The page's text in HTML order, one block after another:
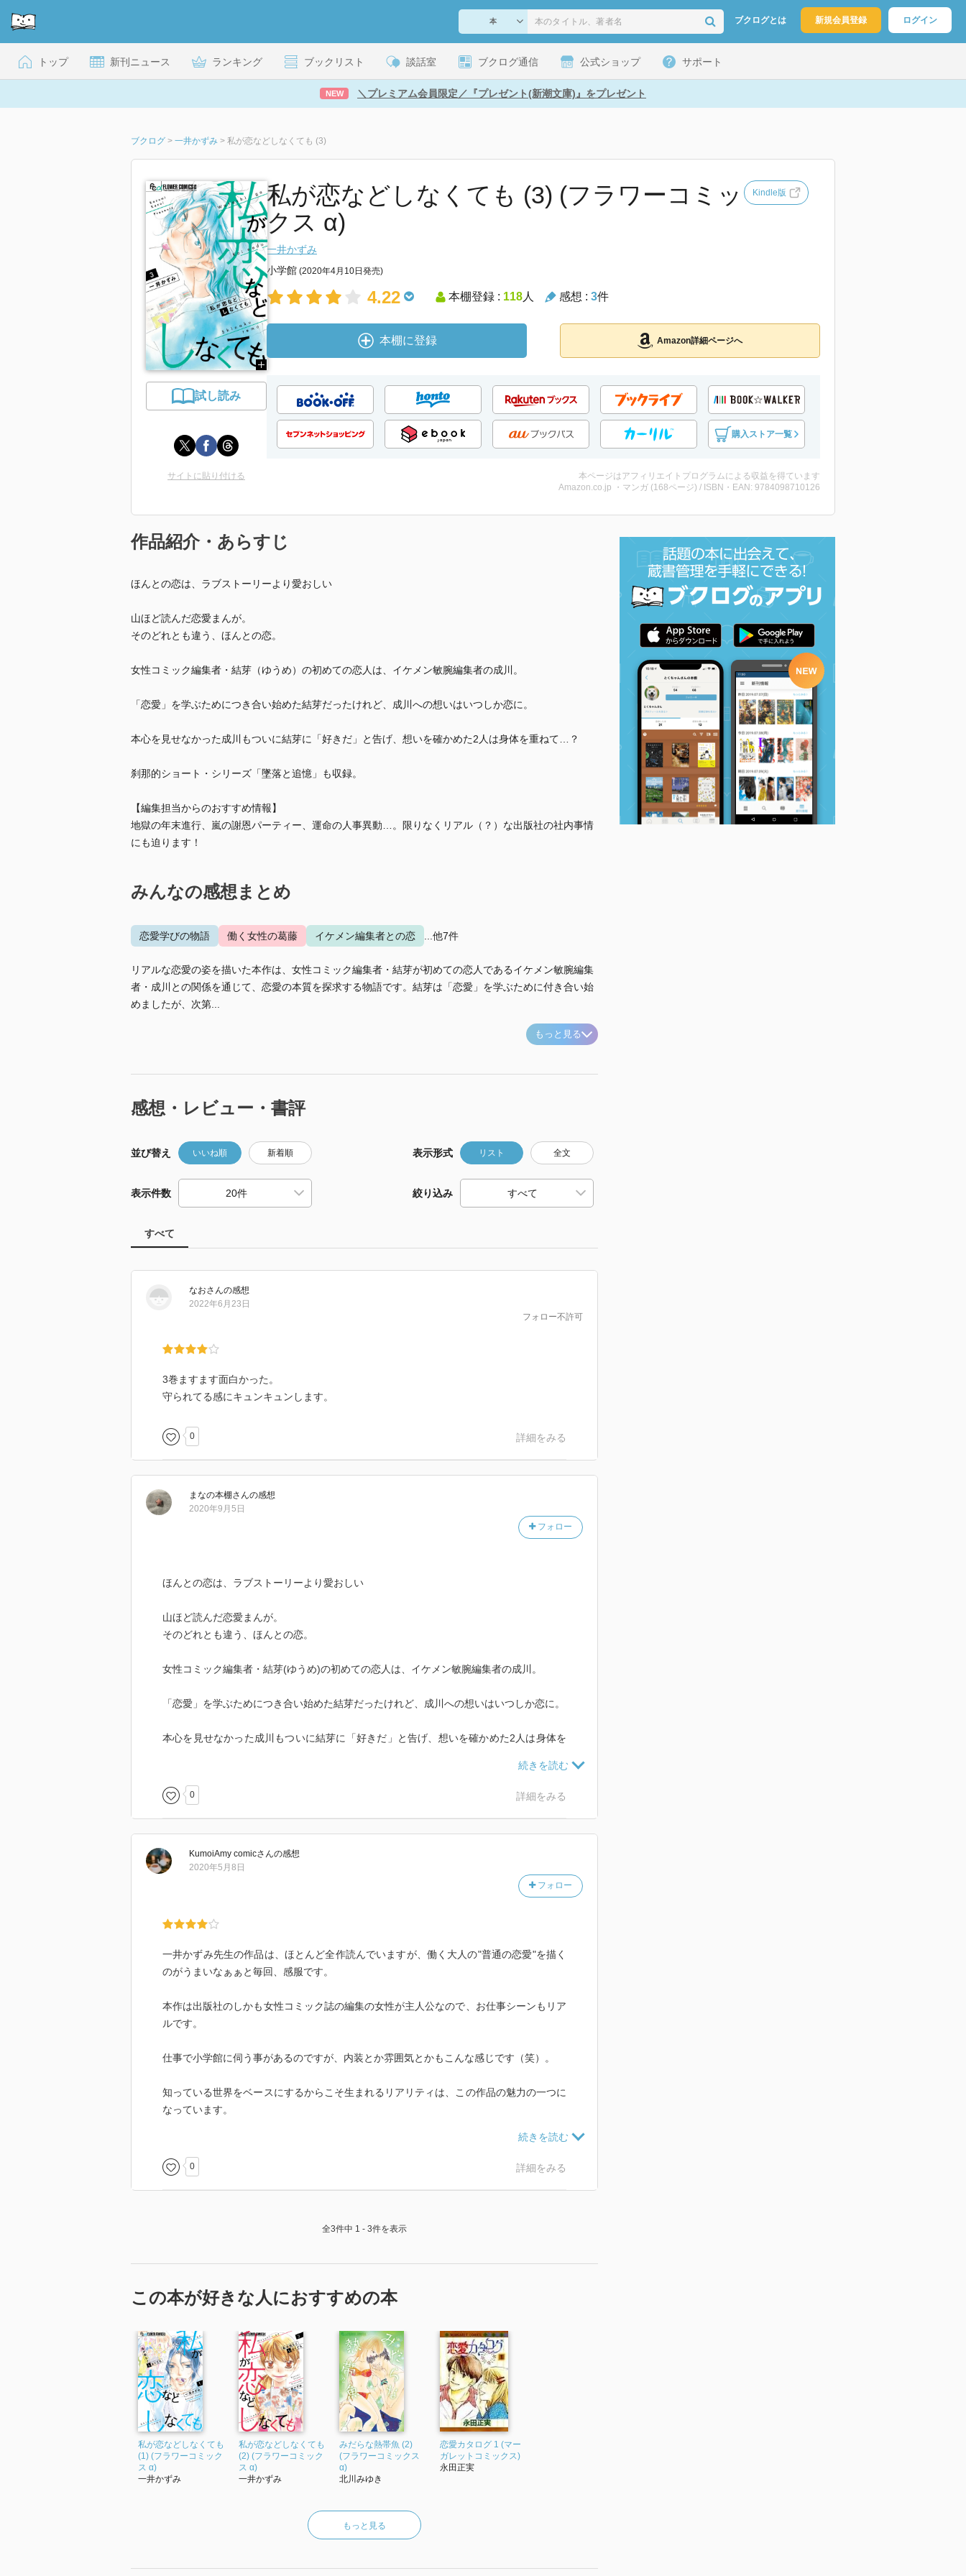
ブクログとは 新規会員登録 ログイン
トップ 新刊ニュース ランキング ブックリスト 談話室 ブクログ通信 公式ショップ サポート
NEW ＼プレミアム会員限定／『プレゼント(新潮文庫)』をプレゼント
ブクログ > 一井かずみ > 私が恋などしなくても (3)
試し読み
私が恋などしなくても (3) (フラワーコミッ
クス α)
Kindle版
一井かずみ
小学館 (2020年4月10日発売)
4.22 本棚登録 : 118人 感想 : 3件
本棚に登録 Amazon詳細ページへ
購入ストア一覧
サイトに貼り付ける
本ページはアフィリエイトプログラムによる収益を得ています
Amazon.co.jp ・マンガ (168ページ) / ISBN・EAN: 9784098710126
作品紹介・あらすじ
ほんとの恋は、ラブストーリーより愛おしい
山ほど読んだ恋愛まんが。
そのどれとも違う、ほんとの恋。
女性コミック編集者・結芽（ゆうめ）の初めての恋人は、イケメン敏腕編集者の成川。
「恋愛」を学ぶためにつき合い始めた結芽だったけれど、成川への想いはいつしか恋に。
本心を見せなかった成川もついに結芽に「好きだ」と告げ、想いを確かめた2人は身体を重ねて…？
刹那的ショート・シリーズ「墜落と追憶」も収録。
【編集担当からのおすすめ情報】
地獄の年末進行、嵐の謝恩パーティー、運命の人事異動…。限りなくリアル（？）な出版社の社内事情
にも迫ります！
みんなの感想まとめ
恋愛学びの物語 働く女性の葛藤 イケメン編集者との恋 ...他7件
リアルな恋愛の姿を描いた本作は、女性コミック編集者・結芽が初めての恋人であるイケメン敏腕編集
者・成川との関係を通じて、恋愛の本質を探求する物語です。結芽は「恋愛」を学ぶために付き合い始
めましたが、次第...
もっと見る
感想・レビュー・書評
並び替え いいね順 新着順 表示形式 リスト 全文
表示件数 絞り込み
すべて
なおさんの感想
フォロー不許可
2022年6月23日
3巻ますます面白かった。
守られてる感にキュンキュンします。
0 詳細をみる
まなの本棚さんの感想
フォロー
2020年9月5日
ほんとの恋は、ラブストーリーより愛おしい
山ほど読んだ恋愛まんが。
そのどれとも違う、ほんとの恋。
女性コミック編集者・結芽(ゆうめ)の初めての恋人は、イケメン敏腕編集者の成川。
「恋愛」を学ぶためにつき合い始めた結芽だったけれど、成川への想いはいつしか恋に。
本心を見せなかった成川もついに結芽に「好きだ」と告げ、想いを確かめた2人は身体を
刹那的ショート・シリーズ「墜落と追憶」も収録。
0 詳細をみる
KumoiAmy comicさんの感想
フォロー
2020年5月8日
一井かずみ先生の作品は、ほとんど全作読んでいますが、働く大人の"普通の恋愛"を描く
のがうまいなぁぁと毎回、感服です。
本作は出版社のしかも女性コミック誌の編集の女性が主人公なので、お仕事シーンもリア
ルです。
仕事で小学館に伺う事があるのですが、内装とか雰囲気とかもこんな感じです（笑）。
知っている世界をベースにするからこそ生まれるリアリティは、この作品の魅力の一つに
なっています。
でも、仕事と恋愛の両立、戸惑い、幸せと葛藤がぐるぐる混ざっているあたりも等身大な
0 詳細をみる
全3件中 1 - 3件を表示
この本が好きな人におすすめの本
私が恋などしなくても
(1) (フラワーコミック
ス α)
一井かずみ
私が恋などしなくても
(2) (フラワーコミック
ス α)
一井かずみ
みだらな熱帯魚 (2)
(フラワーコミックス
α)
北川みゆき
恋愛カタログ 1 (マー
ガレットコミックス)
永田正実
もっと見る